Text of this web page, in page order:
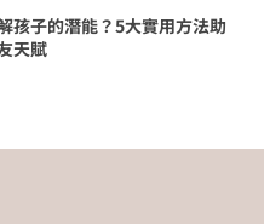
孩子的潛能？5大實用方法助
天賦